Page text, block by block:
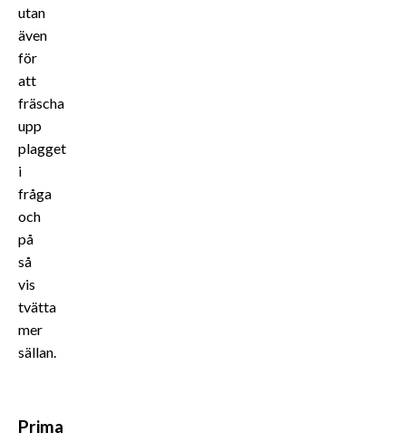
utan
även
för
att
fräscha
upp
plagget
i
fråga
och
på
så
vis
tvätta
mer
sällan.
Prima